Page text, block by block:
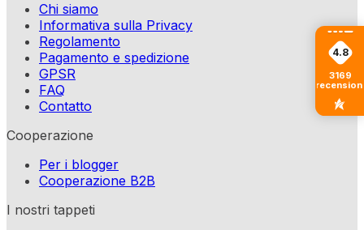
Chi siamo
Informativa sulla Privacy
Regolamento
Pagamento e spedizione
GPSR
FAQ
Contatto
Cooperazione
Per i blogger
Cooperazione B2B
I nostri tappeti
4.8
3169